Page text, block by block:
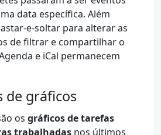
data específica. Além
e-soltar para alterar as
de filtrar e compartilhar o
e iCal permanecem
de gráficos
os gráficos de tarefas
trabalhadas nos últimos